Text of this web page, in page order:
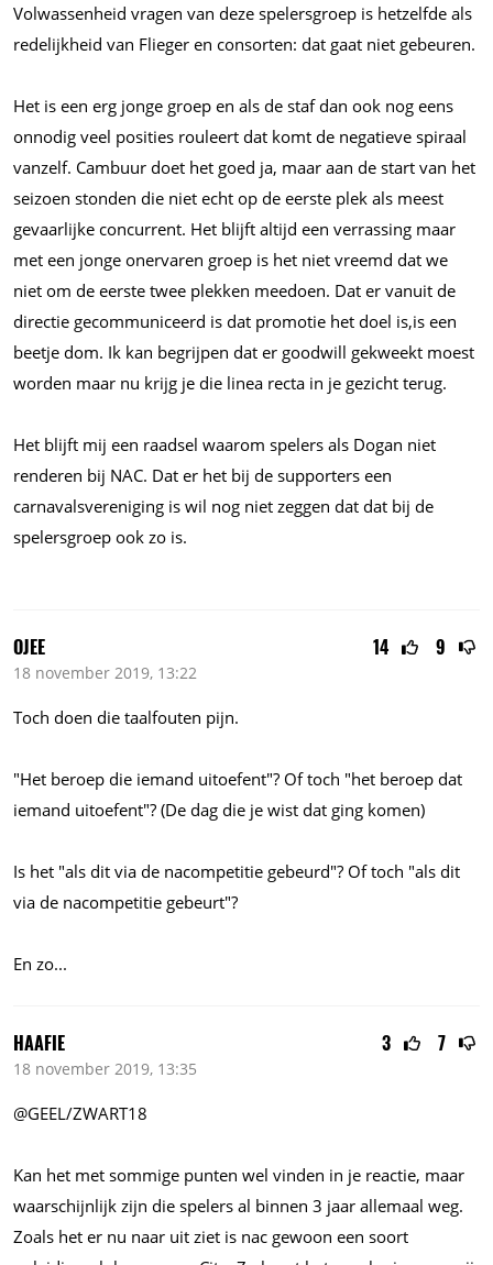
Volwassenheid vragen van deze spelersgroep is hetzelfde als
redelijkheid van Flieger en consorten: dat gaat niet gebeuren.
Het is een erg jonge groep en als de staf dan ook nog eens
onnodig veel posities rouleert dat komt de negatieve spiraal
vanzelf. Cambuur doet het goed ja, maar aan de start van het
seizoen stonden die niet echt op de eerste plek als meest
gevaarlijke concurrent. Het blijft altijd een verrassing maar
met een jonge onervaren groep is het niet vreemd dat we
niet om de eerste twee plekken meedoen. Dat er vanuit de
directie gecommuniceerd is dat promotie het doel is,is een
beetje dom. Ik kan begrijpen dat er goodwill gekweekt moest
worden maar nu krijg je die linea recta in je gezicht terug.
Het blijft mij een raadsel waarom spelers als Dogan niet
renderen bij NAC. Dat er het bij de supporters een
carnavalsvereniging is wil nog niet zeggen dat dat bij de
spelersgroep ook zo is.
14 9
OJEE
18 november 2019, 13:22
Toch doen die taalfouten pijn.
"Het beroep die iemand uitoefent"? Of toch "het beroep dat
iemand uitoefent"? (De dag die je wist dat ging komen)
Is het "als dit via de nacompetitie gebeurd"? Of toch "als dit
via de nacompetitie gebeurt"?
En zo...
3 7
HAAFIE
18 november 2019, 13:35
@GEEL/ZWART18
Kan het met sommige punten wel vinden in je reactie, maar
waarschijnlijk zijn die spelers al binnen 3 jaar allemaal weg.
Zoals het er nu naar uit ziet is nac gewoon een soort